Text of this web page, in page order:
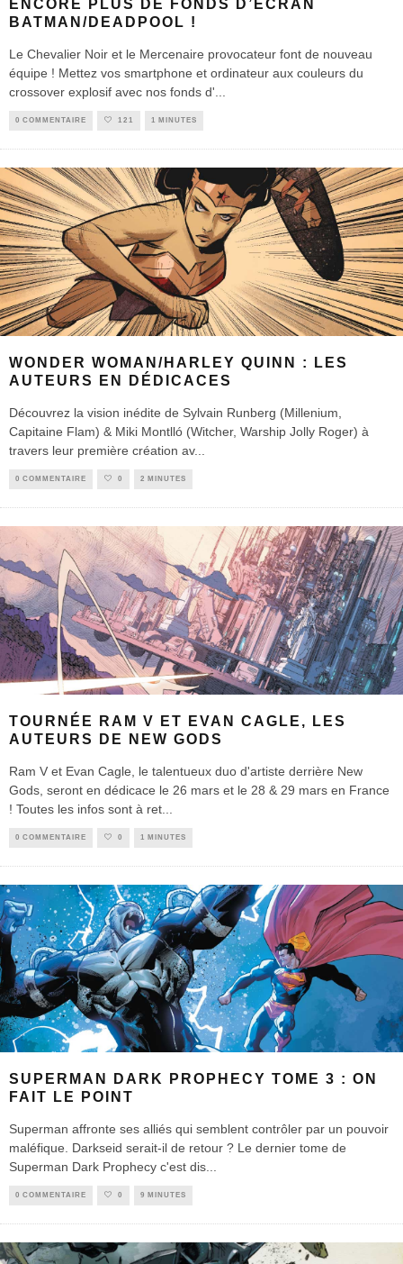
ENCORE PLUS DE FONDS D’ÉCRAN
BATMAN/DEADPOOL !
Le Chevalier Noir et le Mercenaire provocateur font de nouveau
équipe ! Mettez vos smartphone et ordinateur aux couleurs du
crossover explosif avec nos fonds d'...
0 COMMENTAIRE 121 1 MINUTES
WONDER WOMAN/HARLEY QUINN : LES
AUTEURS EN DÉDICACES
Découvrez la vision inédite de Sylvain Runberg (Millenium,
Capitaine Flam) & Miki Montlló (Witcher, Warship Jolly Roger) à
travers leur première création av...
0 COMMENTAIRE 0 2 MINUTES
TOURNÉE RAM V ET EVAN CAGLE, LES
AUTEURS DE NEW GODS
Ram V et Evan Cagle, le talentueux duo d'artiste derrière New
Gods, seront en dédicace le 26 mars et le 28 & 29 mars en France
! Toutes les infos sont à ret
0 COMMENTAIRE 0 1 MINUTES
SUPERMAN DARK PROPHECY TOME 3 : ON
FAIT LE POINT
Superman affronte ses alliés qui semblent contrôler par un pouvoir
maléfique. Darkseid serait-il de retour ? Le dernier tome de
Superman Dark Prophecy c'est dis...
0 COMMENTAIRE 0 9 MINUTES